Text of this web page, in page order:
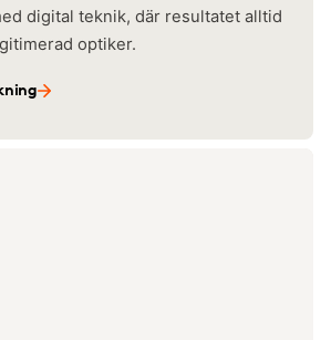
digital teknik, där resultatet alltid
optiker.